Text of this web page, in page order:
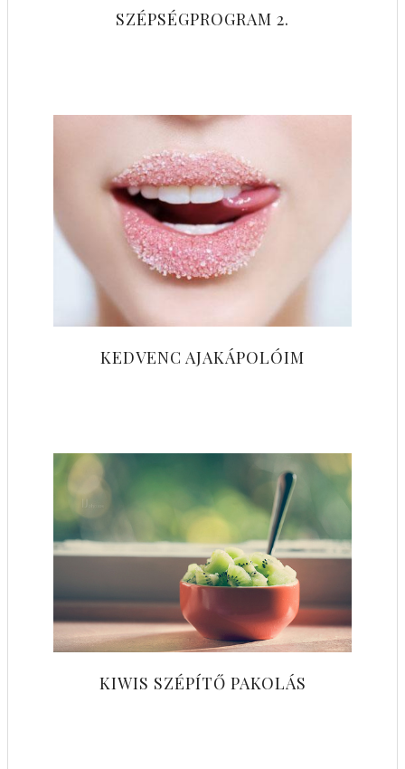
SZÉPSÉGPROGRAM 2.
KEDVENC AJAKÁPOLÓIM
KIWIS SZÉPÍTŐ PAKOLÁS